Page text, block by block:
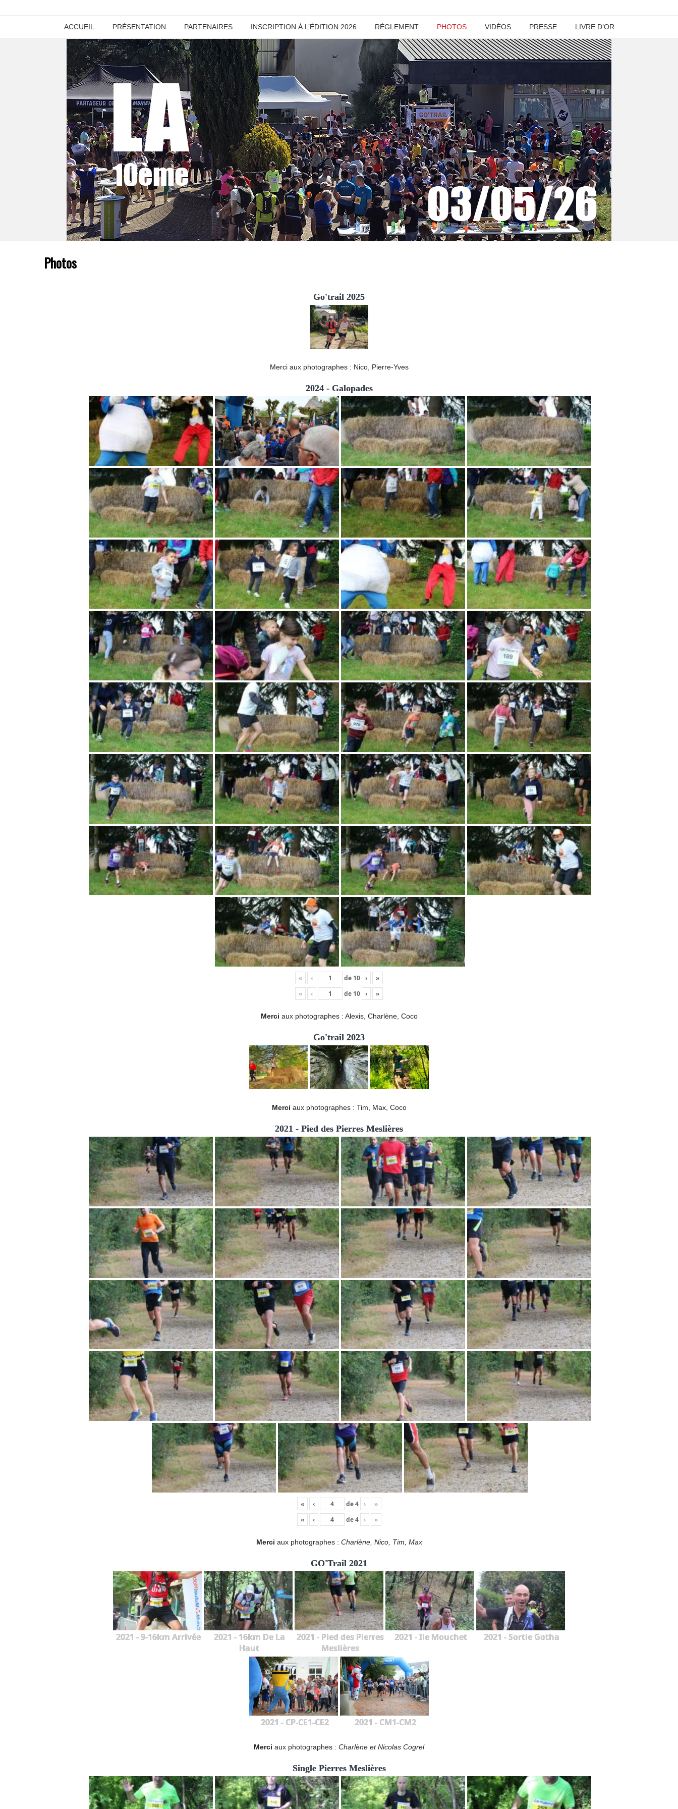
ACCUEIL PRÉSENTATION PARTENAIRES INSCRIPTION À L’ÉDITION 2026 RÈGLEMENT PHOTOS VIDÉOS PRESSE LIVRE D’OR
Photos
Go'trail 2025
Merci aux photographes : Nico, Pierre-Yves
2024 - Galopades
« ‹ de 10 ›
»
«
‹ de 10 › »
Merci aux photographes : Alexis, Charlène, Coco
Go'trail 2023
Merci aux photographes : Tim, Max, Coco
2021 - Pied des Pierres Meslières
« ‹ de4 ›
»
«
‹ de4 › »
Merci aux photographes : Charlène, Nico, Tim, Max
GO'Trail 2021
2021 - 9-16km Arrivée
2021 - 16km De La
Haut
2021 - Pied des Pierres
Meslières
2021 - Ile Mouchet 2021 - Sortie Gotha
2021 - CP-CE1-CE2 2021 - CM1-CM2
Merci aux photographes : Charlène et Nicolas Cogrel
Single Pierres Meslières